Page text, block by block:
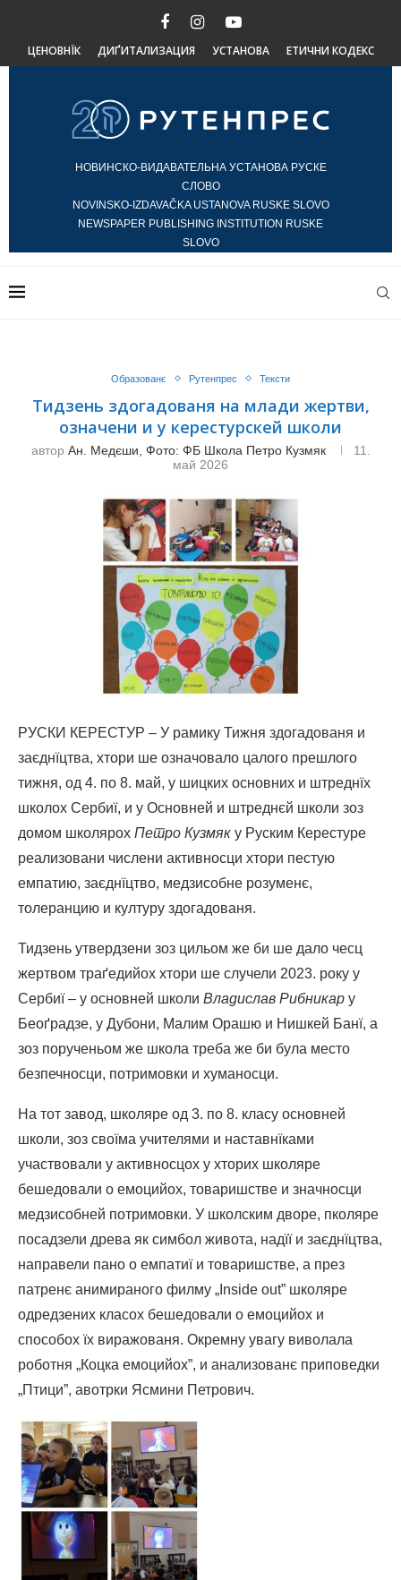
ЦЕНОВНЇК ДИҐИТАЛИЗАЦИЯ УСТАНОВА ЕТИЧНИ КОДЕКС
НОВИНСКО-ВИДАВАТЕЛЬНА УСТАНОВА РУСКЕ
СЛОВО
NOVINSKO-IZDAVAČKA USTANOVA RUSKE SLOVO
NEWSPAPER PUBLISHING INSTITUTION RUSKE
SLOVO
Образованє Рутенпрес Тексти
Тидзень здогадованя на млади жертви,
означени и у керестурскей школи
автор Ан. Медєши, Фото: ФБ Школа Петро Кузмяк
11.
май 2026
РУСКИ КЕРЕСТУР – У рамику Тижня здогадованя и
заєднїцтва, хтори ше означовало цалого прешлого
тижня, од 4. по 8. май, у шицких основних и штреднїх
школох Сербиї, и у Основней и штреднєй школи зоз
домом школярох Петро Кузмяк у Руским Керестуре
реализовани числени активносци хтори пестую
емпатию, заєднїцтво, медзисобне розуменє,
толеранцию и културу здогадованя.
Тидзень утвердзени зоз цильом же би ше дало чесц
жертвом траґедийох хтори ше случели 2023. року у
Сербиї – у основней школи Владислав Рибникар у
Беоґрадзе, у Дубони, Малим Орашю и Нишкей Банї, а
зоз порученьом же школа треба же би була место
безпечносци, потримовки и хуманосци.
На тот завод, школяре од 3. по 8. класу основней
школи, зоз своїма учителями и наставнїками
участвовали у активносцох у хторих школяре
бешедовали о емоцийох, товаришстве и значносци
медзисобней потримовки. У школским дворе, пколяре
посадзели древа як симбол живота, надїї и заєднїцтва,
направели пано о емпатиї и товаришстве, а през
патренє анимираного филму „Inside out” школяре
одредзених класох бешедовали о емоцийох и
способох їх виражованя. Окремну увагу виволала
роботня „Коцка емоцийох”, и анализованє приповедки
„Птици”, авотрки Ясмини Петрович.